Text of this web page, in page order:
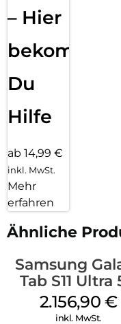
– Hier
bekommst
Du
Hilfe
ab 14,99 €
inkl. MwSt.
Mehr
erfahren
Ähnliche
Samsung
Tab S11 Ultra
512 GB Gray
2.156,90 €
inkl. MwSt.